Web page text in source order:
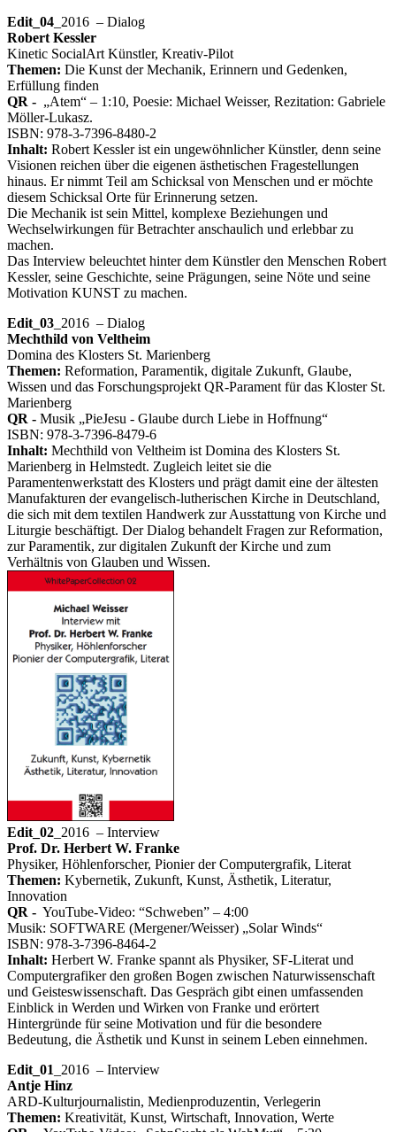
Edit_04 _2016 – Dialog
Robert Kessler
Kinetic SocialArt Künstler, Kreativ-Pilot
Themen: Die Kunst der Mechanik, Erinnern und Gedenken,
Erfüllung finden
QR - „Atem“ – 1:10, Poesie: Michael Weisser, Rezitation: Gabriele
Möller-Lukasz.
ISBN: 978-3-7396-8480-2
Inhalt: Robert Kessler ist ein ungewöhnlicher Künstler, denn seine
Visionen reichen über die eigenen ästhetischen Fragestellungen
hinaus. Er nimmt Teil am Schicksal von Menschen und er möchte
diesem Schicksal Orte für Erinnerung setzen.
Die Mechanik ist sein Mittel, komplexe Beziehungen und
Wechselwirkungen für Betrachter anschaulich und erlebbar zu
machen.
Das Interview beleuchtet hinter dem Künstler den Menschen Robert
Kessler, seine Geschichte, seine Prägungen, seine Nöte und seine
Motivation KUNST zu machen.
Edit_03 _2016 – Dialog
Mechthild von Veltheim
Domina des Klosters St. Marienberg
Themen: Reformation, Paramentik, digitale Zukunft, Glaube,
Wissen und das Forschungsprojekt QR-Parament für das Kloster St.
Marienberg
QR - Musik „PieJesu - Glaube durch Liebe in Hoffnung“
ISBN: 978-3-7396-8479-6
Inhalt: Mechthild von Veltheim ist Domina des Klosters St.
Marienberg in Helmstedt. Zugleich leitet sie die
Paramentenwerkstatt des Klosters und prägt damit eine der ältesten
Manufakturen der evangelisch-lutherischen Kirche in Deutschland,
die sich mit dem textilen Handwerk zur Ausstattung von Kirche und
Liturgie beschäftigt. Der Dialog behandelt Fragen zur Reformation,
zur Paramentik, zur digitalen Zukunft der Kirche und zum
Verhältnis von Glauben und Wissen.
Edit_02 _2016 – Interview
Prof. Dr. Herbert W. Franke
Physiker, Höhlenforscher, Pionier der Computergrafik, Literat
Themen: Kybernetik, Zukunft, Kunst, Ästhetik, Literatur,
Innovation
QR - YouTube-Video: “Schweben” – 4:00
Musik: SOFTWARE (Mergener/Weisser) „Solar Winds“
ISBN: 978-3-7396-8464-2
Inhalt: Herbert W. Franke spannt als Physiker, SF-Literat und
Computergrafiker den großen Bogen zwischen Naturwissenschaft
und Geisteswissenschaft. Das Gespräch gibt einen umfassenden
Einblick in Werden und Wirken von Franke und erörtert
Hintergründe für seine Motivation und für die besondere
Bedeutung, die Ästhetik und Kunst in seinem Leben einnehmen.
Edit_01
_2016 – Interview
Antje Hinz
ARD-Kulturjournalistin, Medienproduzentin, Verlegerin
Themen: Kreativität, Kunst, Wirtschaft, Innovation, Werte